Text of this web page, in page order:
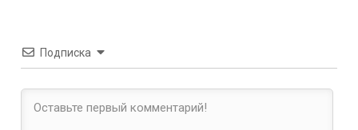
Подписка